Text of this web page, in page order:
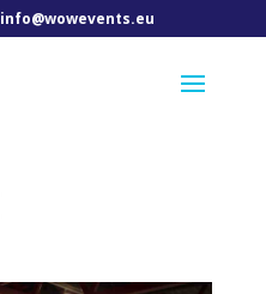
info@wowevents.eu